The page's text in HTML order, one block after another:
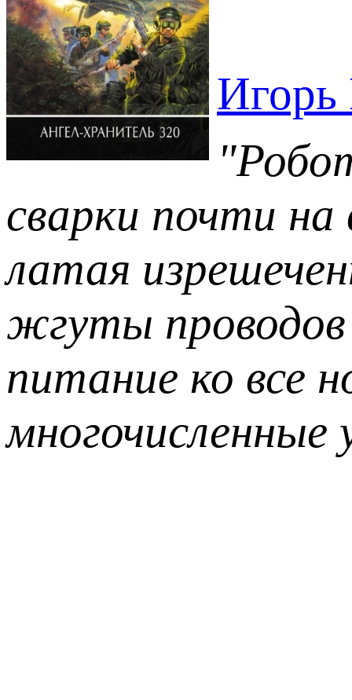
сварки почти
латая
жгуты проводов
питание ко все
многочисленные